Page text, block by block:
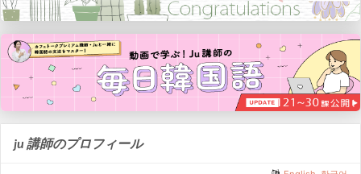
ju 講師のプロフィール